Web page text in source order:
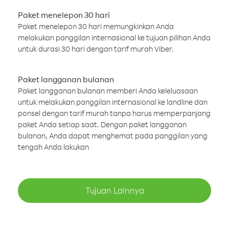
Paket menelepon 30 hari
Paket menelepon 30 hari memungkinkan Anda
melakukan panggilan internasional ke tujuan pilihan Anda
untuk durasi 30 hari dengan tarif murah Viber.
Paket langganan bulanan
Paket langganan bulanan memberi Anda keleluasaan
untuk melakukan panggilan internasional ke landline dan
ponsel dengan tarif murah tanpa harus memperpanjang
paket Anda setiap saat. Dengan paket langganan
bulanan, Anda dapat menghemat pada panggilan yang
tengah Anda lakukan
Tujuan Lainnya